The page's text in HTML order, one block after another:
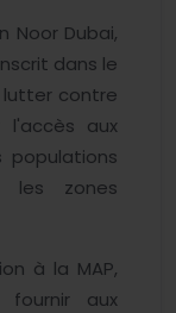
Noor Dubai,
dans le
contre
aux
populations
les zones
à la MAP,
aux